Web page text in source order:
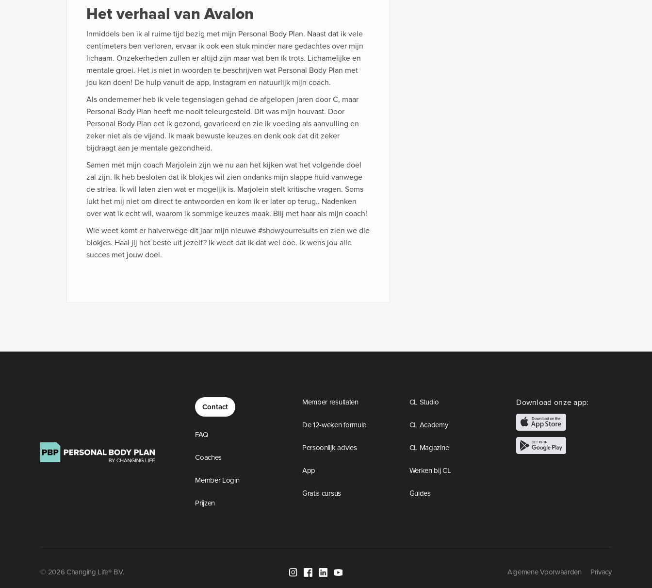
Het verhaal van Avalon
Inmiddels ben ik al ruime tijd bezig met mijn Personal Body Plan. Naast dat ik vele
centimeters ben verloren, ervaar ik ook een stuk minder nare gedachtes over mijn
lichaam. Onzekerheden zullen er altijd zijn maar wat ben ik trots. Lichamelijke en
mentale groei. Het is niet in woorden te beschrijven wat Personal Body Plan met
jou kan doen! De hulp vanuit de app, Instagram en natuurlijk mijn coach.
Als ondernemer heb ik vele tegenslagen gehad de afgelopen jaren door C, maar
Personal Body Plan heeft me nooit teleurgesteld. Dit was mijn houvast. Door
Personal Body Plan eet ik gezond, gevarieerd en zie ik voeding als aanvulling en
zeker niet als de vijand. Ik maak bewuste keuzes en denk ook dat dit zeker
bijdraagt aan je mentale gezondheid.
Samen met mijn coach Marjolein zijn we nu aan het kijken wat het volgende doel
zal zijn. Ik heb besloten dat ik blokjes wil zien ondanks mijn slappe huid vanwege
de striea. Ik wil laten zien wat er mogelijk is. Marjolein stelt kritische vragen. Soms
lukt het mij niet om direct te antwoorden en kom ik er later op terug.. Nadenken
over wat ik echt wil, waarom ik sommige keuzes maak. Blij met haar als mijn coach!
Wie weet komt er halverwege dit jaar mijn nieuwe #showyourresults en zien we die
blokjes. Haal jij het beste uit jezelf? Ik weet dat ik dat wel doe. Ik wens jou alle
succes met jouw doel.
Contact
FAQ
Coaches
Member Login
Prijzen
Member resultaten
De 12-weken formule
Persoonlijk advies
App
Gratis cursus
CL Studio
CL Academy
CL Magazine
Werken bij CL
Guides
Download onze app:
© 2026 Changing Life® B.V. Algemene Voorwaarden Privacy